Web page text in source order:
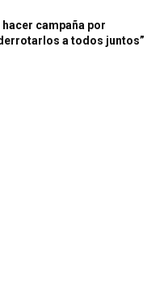
hacer campaña por
a todos juntos”